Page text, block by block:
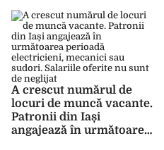
joburi disponibile s-a
înjumătățit față de luna
noiembrie 2020
A crescut numărul de
locuri de muncă vacante.
Patronii din Iași
angajează în următoarea